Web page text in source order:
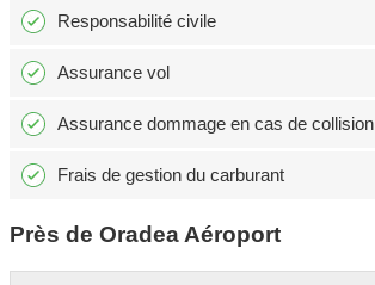
Responsabilité civile
Assurance vol
Assurance dommage en cas de collision
Frais de gestion du carburant
Près de Oradea Aéroport